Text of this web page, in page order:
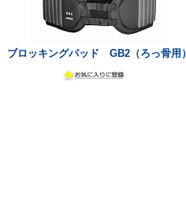
ブロッキングパッド GB2（ろっ骨用）